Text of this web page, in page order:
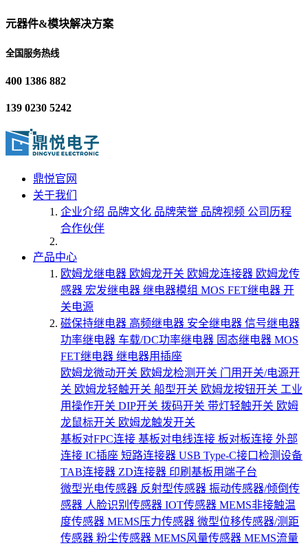
元器件&模块解决方案
全国服务热线
400 1386 882
139 0230 5242
鼎悦官网
关于我们
企业介绍 品牌文化 品牌荣誉 品牌视频 公司历程
合作伙伴
产品中心
欧姆龙继电器 欧姆龙开关 欧姆龙连接器 欧姆龙传
感器 宏发继电器 继电器模组 MOS FET继电器 开
关电源
磁保持继电器 高频继电器 安全继电器 信号继电器
功率继电器 车载/DC功率继电器 固态继电器 MOS
FET继电器 继电器用插座
欧姆龙微动开关 欧姆龙检测开关 门用开关/电源开
关 欧姆龙轻触开关 船型开关 欧姆龙按钮开关 工业
用操作开关 DIP开关 拨码开关 带灯轻触开关 欧姆
龙鼠标开关 欧姆龙触发开关
基板对FPC连接 基板对电线连接 板对板连接 外部
连接 IC插座 短路连接器 USB Type-C接口检测设备
TAB连接器 ZD连接器 印刷基板用端子台
微型光电传感器 反射型传感器 振动传感器/倾倒传
感器 人脸识别传感器 IOT传感器 MEMS非接触温
度传感器 MEMS压力传感器 微型位移传感器/测距
传感器 粉尘传感器 MEMS风量传感器 MEMS流量